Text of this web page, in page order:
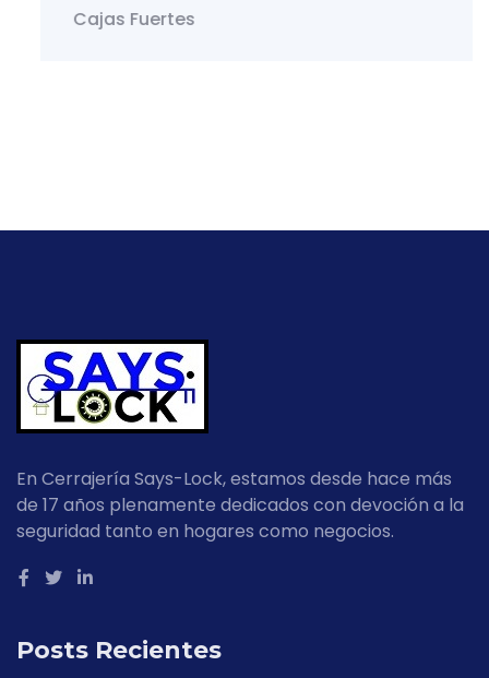
Cajas Fuertes
En Cerrajería Says-Lock, estamos desde hace más
de 17 años plenamente dedicados con devoción a la
seguridad tanto en hogares como negocios.
Posts Recientes